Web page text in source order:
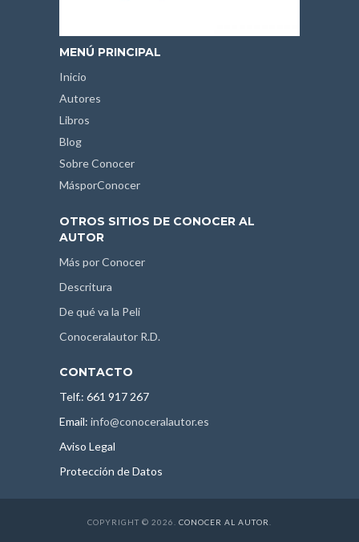
MENÚ PRINCIPAL
Inicio
Autores
Libros
Blog
Sobre Conocer
MásporConocer
OTROS SITIOS DE CONOCER AL
AUTOR
Más por Conocer
Descritura
De qué va la Peli
Conoceralautor R.D.
CONTACTO
Telf.: 661 917 267
Email: info@conoceralautor.es
Aviso Legal
Protección de Datos
COPYRIGHT © 2026. CONOCER AL AUTOR